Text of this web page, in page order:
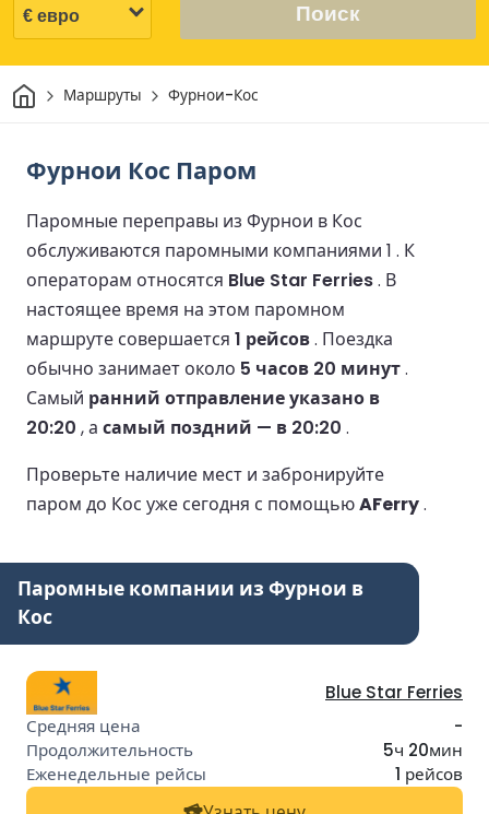
Поиск
ДомМаршруты Фурнои-Кос
Фурнои Кос Паром
Паромные переправы из Фурнои в Кос
обслуживаются паромными компаниями 1 . К
операторам относятся Blue Star Ferries. В
настоящее время на этом паромном
маршруте совершается 1 рейсов. Поездка
обычно занимает около 5 часов 20 минут.
Самый ранний отправление указано в
20:20 , а самый поздний — в 20:20 .
Проверьте наличие мест и забронируйте
паром до Кос уже сегодня с помощьюAFerry.
Паромные компании из Фурнои в
Кос
Blue Star Ferries
-
5ч 20мин
1 рейсов